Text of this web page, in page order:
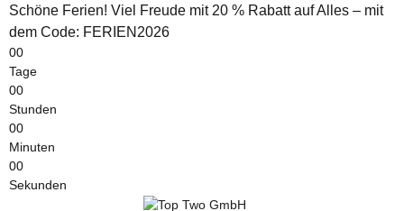
Schöne Ferien! Viel Freude mit 20 % Rabatt auf Alles – mit
dem Code: FERIEN2026
00
Tage
00
Stunden
00
Minuten
00
Sekunden